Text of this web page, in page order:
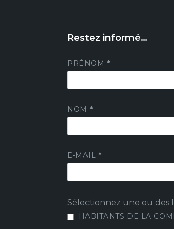
Restez informé…
PRÉNOM *
NOM *
E-MAIL *
Sélectionnez une ou des
HABITANTS DE LA